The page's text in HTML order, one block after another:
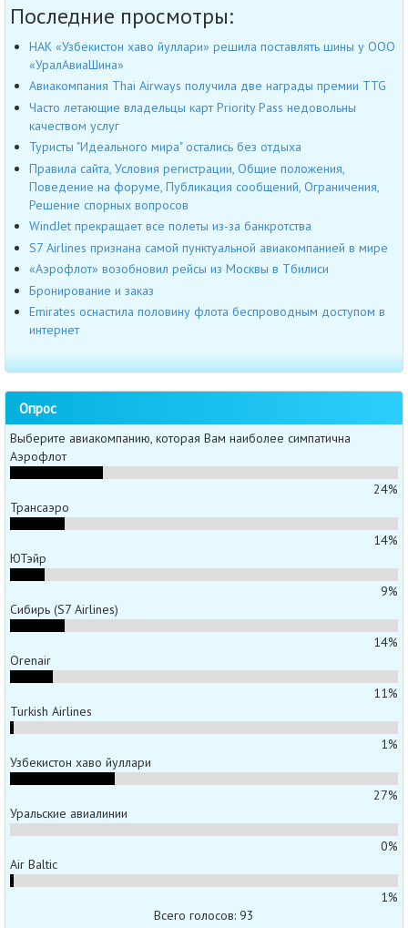
Последние просмотры:
НАК «Узбекистон хаво йуллари» решила поставлять шины у ООО
«УралАвиаШина»
Авиакомпания Thai Airways получила две награды премии TTG
Часто летающие владельцы карт Priority Pass недовольны
качеством услуг
Туристы "Идеального мира" остались без отдыха
Правила сайта, Условия регистрации, Общие положения,
Поведение на форуме, Публикация сообщений, Ограничения,
Решение спорных вопросов
WindJet прекращает все полеты из-за банкротства
S7 Airlines признана самой пунктуальной авиакомпанией в мире
«Аэрофлот» возобновил рейсы из Москвы в Тбилиси
Бронирование и заказ
Emirates оснастила половину флота беспроводным доступом в
интернет
Опрос
Выберите авиакомпанию, которая Вам наиболее симпатична
Аэрофлот
24%
Трансаэро
14%
ЮТэйр
9%
Сибирь (S7 Airlines)
14%
Orenair
11%
Turkish Airlines
1%
Узбекистон хаво йуллари
27%
Уральские авиалинии
0%
Air Baltic
1%
Всего голосов: 93